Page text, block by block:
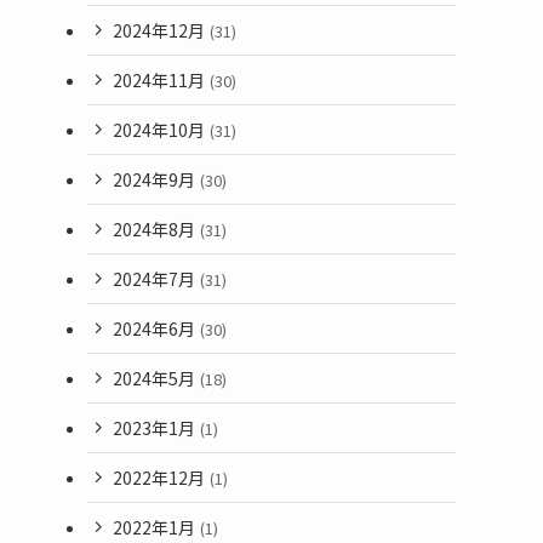
2024年12月 (31)
2024年11月 (30)
2024年10月 (31)
2024年9月 (30)
2024年8月 (31)
2024年7月 (31)
2024年6月 (30)
2024年5月 (18)
2023年1月 (1)
2022年12月 (1)
2022年1月 (1)